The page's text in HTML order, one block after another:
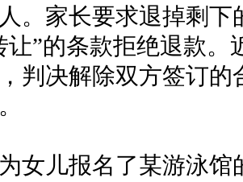
。家长要求退掉剩
让”的条款拒绝退款
判决解除双方签订
儿报名了某游泳馆